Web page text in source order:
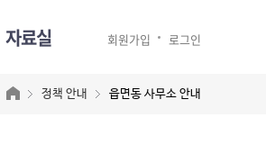
자료실 회원가입 로그인
정책 안내 읍면동 사무소 안내